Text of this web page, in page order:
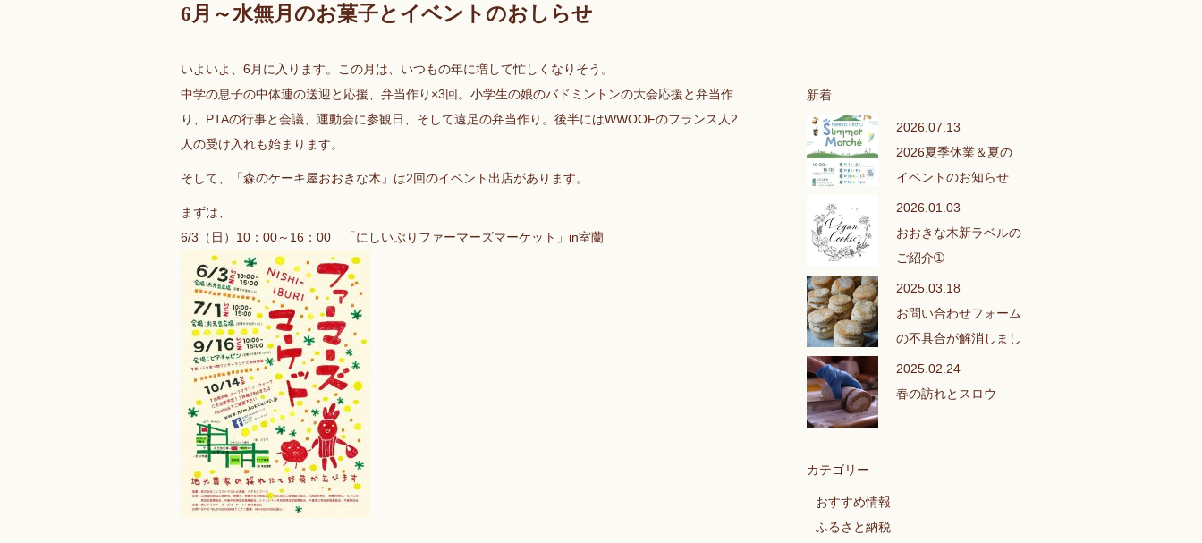
6月～水無月のお菓子とイベントのおしらせ
いよいよ、6月に入ります。この月は、いつもの年に増して忙しくなりそう。
中学の息子の中体連の送迎と応援、弁当作り×3回。小学生の娘のバドミントンの大会応援と弁当作
り、PTAの行事と会議、運動会に参観日、そして遠足の弁当作り。後半にはWWOOFのフランス人2
人の受け入れも始まります。
そして、「森のケーキ屋おおきな木」は2回のイベント出店があります。
まずは、
6/3（日）10：00～16：00 「にしいぶりファーマーズマーケット」in室蘭
新着
2026.07.13
2026夏季休業＆夏の
イベントのお知らせ
2026.01.03
おおきな木新ラベルの
ご紹介➀
2025.03.18
お問い合わせフォーム
の不具合が解消しまし
た❣
2025.02.24
春の訪れとスロウ
カテゴリー
おすすめ情報
ふるさと納税